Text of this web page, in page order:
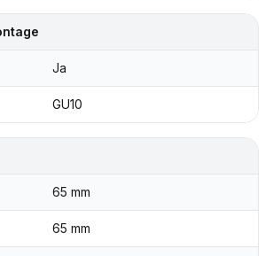
Ja
GU10
65 mm
65 mm